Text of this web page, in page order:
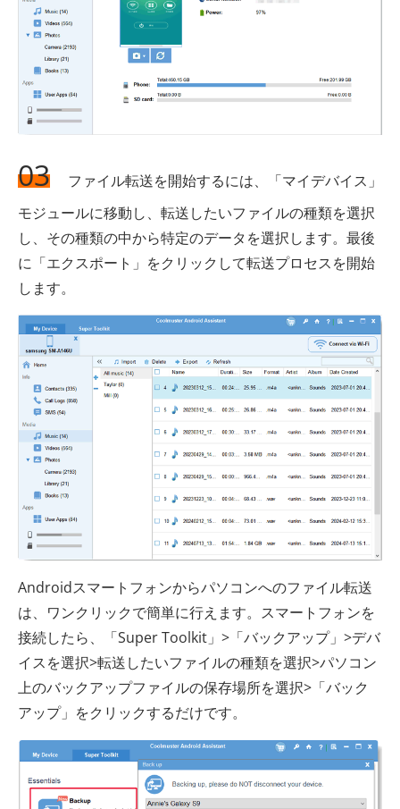
03
ファイル転送を開始するには、「マイデバイス」
モジュールに移動し、転送したいファイルの種類を選択
し、その種類の中から特定のデータを選択します。最後
に「エクスポート」をクリックして転送プロセスを開始
します。
Androidスマートフォンからパソコンへのファイル転送
は、ワンクリックで簡単に行えます。スマートフォンを
接続したら、「Super Toolkit」>「バックアップ」>デバ
イスを選択>転送したいファイルの種類を選択>パソコン
上のバックアップファイルの保存場所を選択>「バック
アップ」をクリックするだけです。